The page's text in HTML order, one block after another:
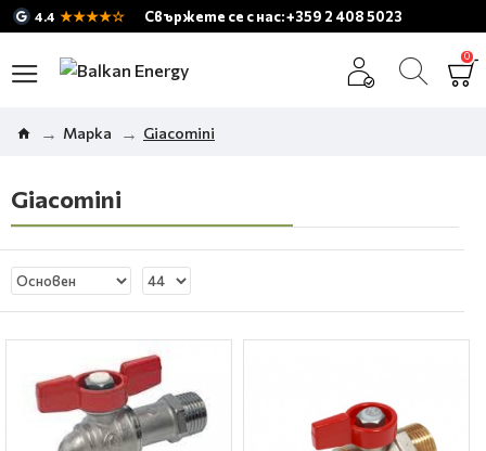
4.4 ★★★★☆ Свържете се с нас: +359 2 408 5023
0
Марка Giacomini
Giacomini